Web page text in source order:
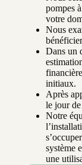
pompes
votre
Nous
Dans un
initiaux.
Après
le jour
Notre
système
une